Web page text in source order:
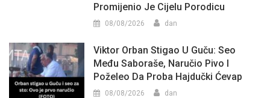
Promijenio Je Cijelu Porodicu
08/08/2026 dan
Viktor Orban Stigao U Guču: Seo
Među Saboraše, Naručio Pivo I
Poželeo Da Proba Hajdučki Ćevap
08/08/2026 dan